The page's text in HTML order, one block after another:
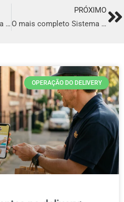
O mais completo Sistema para Delivery em Muriaé
PRÓXIMO
O mais completo Sistema para Delivery em Patos
OPERAÇÃO DO DELIVERY